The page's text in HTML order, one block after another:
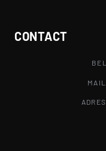
CONTACT
BEL
MAIL
ADRES